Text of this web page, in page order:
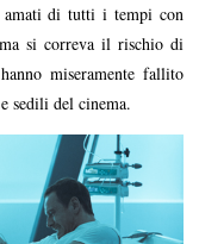
di tutti i tempi con
si correva il rischio di
miseramente fallito
sedili del cinema.